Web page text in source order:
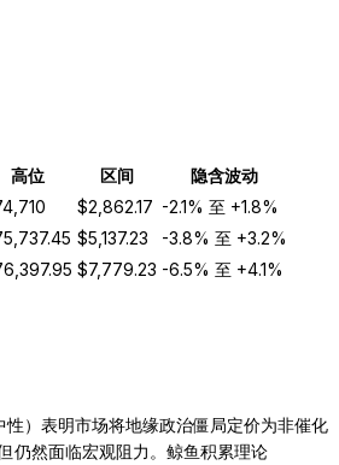
高位 区间
隐含波动
$2,862.17 -2.1% 至 +1.8%
$5,137.23 -3.8% 至 +3.2%
$7,779.23 -6.5% 至 +4.1%
）表明市场将地缘政治僵局定价为非催化
仍然面临宏观阻力。鲸鱼积累理论